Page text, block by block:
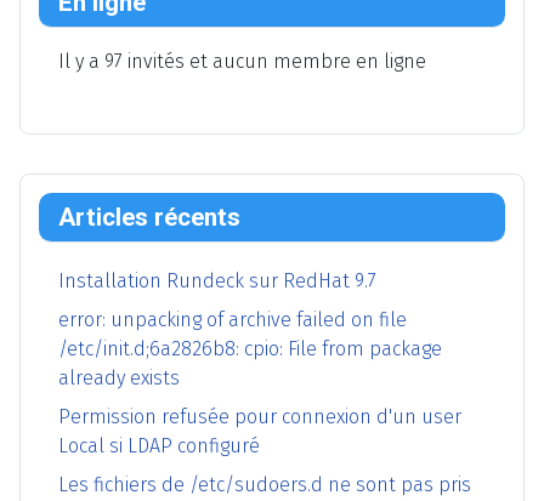
Articles récents
Installation Rundeck sur RedHat 9.7
error: unpacking of archive failed on file
/etc/init.d;6a2826b8: cpio: File from package
already exists
Permission refusée pour connexion d'un user
Local si LDAP configuré
Les fichiers de /etc/sudoers.d ne sont pas pris
Il y a 97 invités et aucun membre en ligne